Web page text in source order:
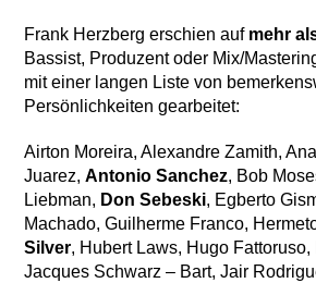
Frank Herzberg erschien auf mehr
Bassist, Produzent oder Mix/
mit einer langen Liste von
Persönlichkeiten gearbeitet:
Airton Moreira, Alexandre Zamith,
Juarez,Antonio Sanchez, Bob
Liebman, Don Sebeski, Egberto
Machado, Guilherme Franco,
Silver, Hubert Laws, Hugo Fattoruso,
Jacques Schwarz – Bart, Jair